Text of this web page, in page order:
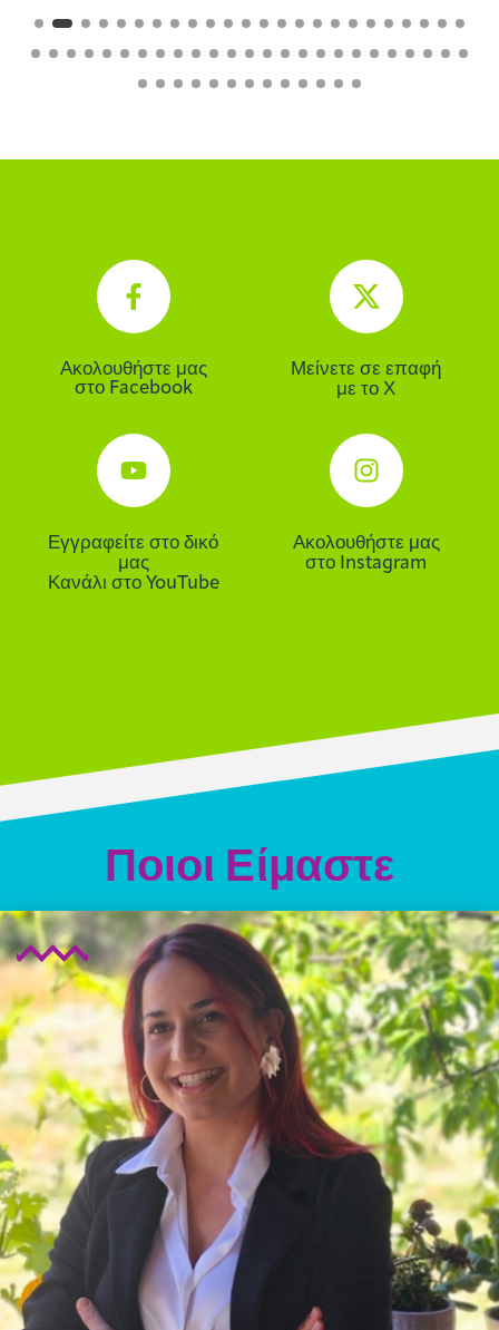
Ακολουθήστε μας
στο Facebook
Μείνετε σε επαφή
με το Χ
Εγγραφείτε στο δικό
μας
Κανάλι στο YouTube
Ακολουθήστε μας
στο Instagram
Ποιοι Είμαστε